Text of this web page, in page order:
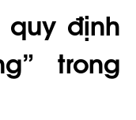
định
trong